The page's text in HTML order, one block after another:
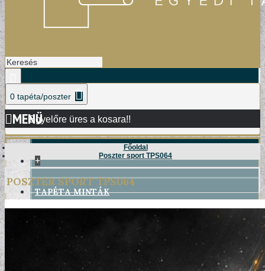
0 tapéta/poszter
Egyelőre üres a kosara!!
MENÜ
+
TAPÉTA MINTÁK
DAMASK TAPÉTÁK
Főoldal
Poszter sport TPS064
POSZTER SPORT TPS064